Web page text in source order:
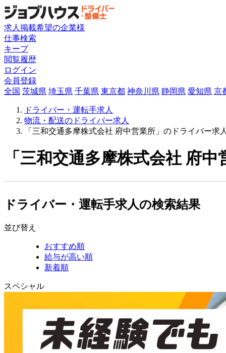
求人掲載希望の企業様
仕事検索
キープ
閲覧履歴
ログイン
会員登録
全国 茨城県 埼玉県 千葉県 東京都 神奈川県 静岡県 愛知県 京
ドライバー・運転手求人
物流・配送のドライバー求人
「三和交通多摩株式会社 府中営業所」のドライバー求
「三和交通多摩株式会社 府
ドライバー・運転手求人の検索結果
並び替え
おすすめ順
給与が高い順
新着順
スペシャル